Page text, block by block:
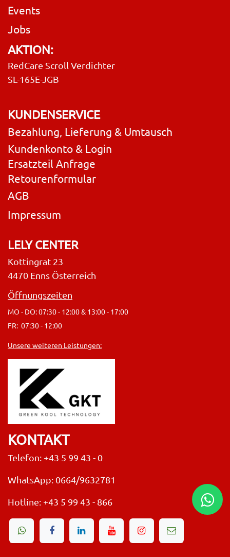
Events
Jobs
AKTION:
RedCare Scroll Verdichter
SL-165E-JGB
KUNDENSERVICE
Bezahlung, Lieferung & Umtausch
Kundenkonto & Login
Ersatzteil Anfrage
Retourenformular
AGB
Impressum
LELY CENTER
Kottingrat 23
4470 Enns Österreich
Öffnungszeiten
MO - DO: 07:30 - 12:00 & 13:00 - 17:00
FR: 07:30 - 12:00
Unsere weiteren Leistungen:
KONTAKT
Telefon: +43 5 99 43 - 0
WhatsApp: 0664/9632781
Hotline: +43 5 99 43 - 866